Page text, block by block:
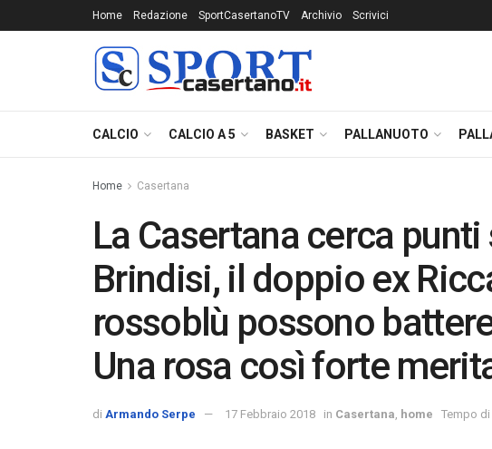
Home Redazione SportCasertanoTV Archivio Scrivici
CALCIO CALCIO A 5 BASKET PALLANUOTO
Home Casertana
La Casertana cerca punti
Brindisi, il doppio ex
rossoblù possono
Una rosa così forte
di Armando Serpe 17 Febbraio 2018 in Casertana home Tempo